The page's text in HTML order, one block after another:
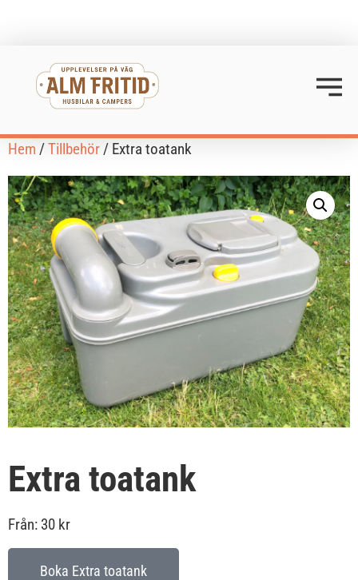
Hem /Tillbehör/ Extra toatank
Extra toatank
Från: 30 kr
Boka Extra toatank